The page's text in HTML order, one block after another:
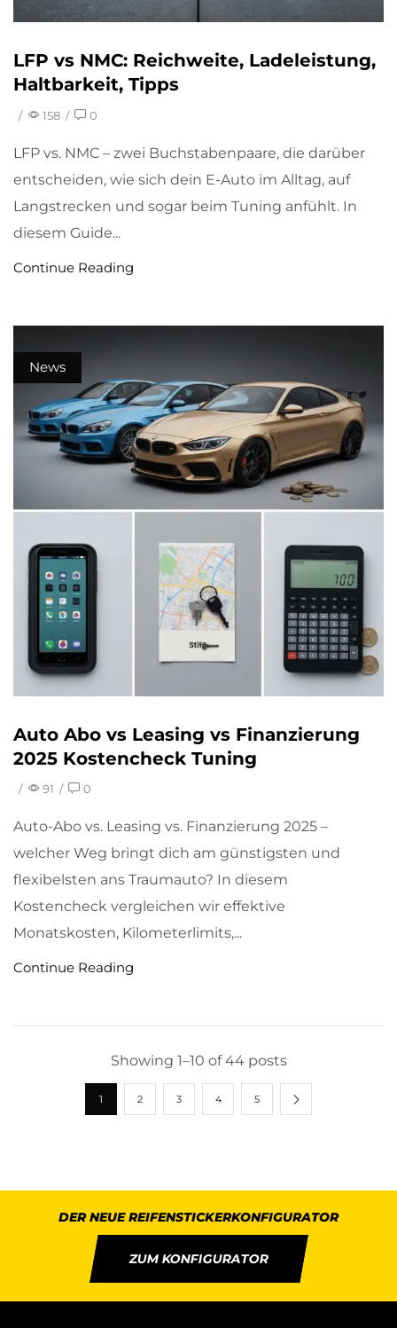
LFP vs NMC: Reichweite, Ladeleistung,
Haltbarkeit, Tipps
/ 158 / 0
LFP vs. NMC – zwei Buchstabenpaare, die darüber
entscheiden, wie sich dein E-Auto im Alltag, auf
Langstrecken und sogar beim Tuning anfühlt. In
diesem Guide...
Continue Reading
News
Auto Abo vs Leasing vs Finanzierung
2025 Kostencheck Tuning
/ 91 / 0
Auto-Abo vs. Leasing vs. Finanzierung 2025 –
welcher Weg bringt dich am günstigsten und
flexibelsten ans Traumauto? In diesem
Kostencheck vergleichen wir effektive
Monatskosten, Kilometerlimits,...
Continue Reading
Showing 1–10 of 44 posts
1 2 3 4 5
DER NEUE REIFENSTICKERKONFIGURATOR
ZUM KONFIGURATOR